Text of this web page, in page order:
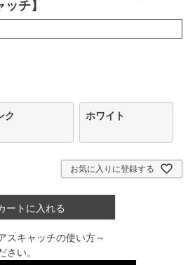
チ】
ク ホワイト
お気に入りに登録する
ートに入れる
スキャッチの使い方～
い。